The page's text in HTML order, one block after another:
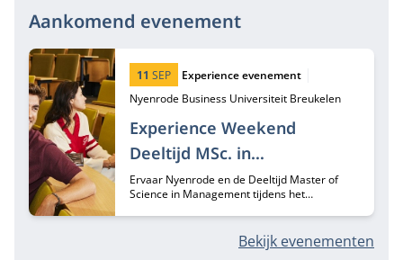
Aankomend evenement
Experience Weekend
Deeltijd MSc. in
Management | 11 & 12
september 2026
Startdatum:
11 SEP Type:
Experience evenement
Nyenrode Business Universiteit Breukelen
Ervaar Nyenrode en de Deeltijd Master of
Science in Management tijdens het
ontdek de campus, volg college en maak
kennis met de studie-opzet.
Bekijk evenementen